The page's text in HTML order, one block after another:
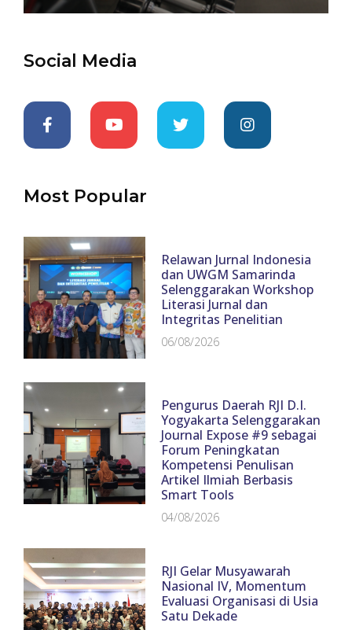
Social Media
Most Popular
Relawan Jurnal Indonesia
dan UWGM Samarinda
Selenggarakan Workshop
Literasi Jurnal dan
Integritas Penelitian
06/08/2026
Pengurus Daerah RJI D.I.
Yogyakarta Selenggarakan
Journal Expose #9 sebagai
Forum Peningkatan
Kompetensi Penulisan
Artikel Ilmiah Berbasis
Smart Tools
04/08/2026
RJI Gelar Musyawarah
Nasional IV, Momentum
Evaluasi Organisasi di Usia
Satu Dekade